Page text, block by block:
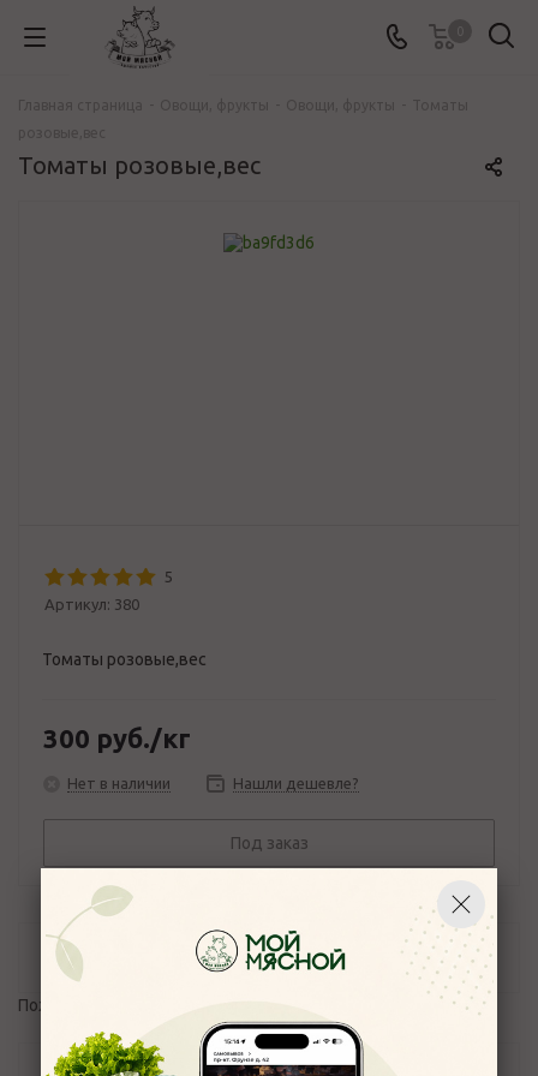
Томаты розовые,вес
5
Артикул: 380
Томаты розовые,вес
300 руб./кг
Нет в наличии Нашли дешевле?
Под заказ
Отзывы
Пожалуйста,